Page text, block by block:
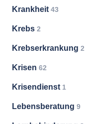
Krankheit 43
Krebs 2
Krebserkrankung 2
Krisen 62
Krisendienst 1
Lebensberatung 9